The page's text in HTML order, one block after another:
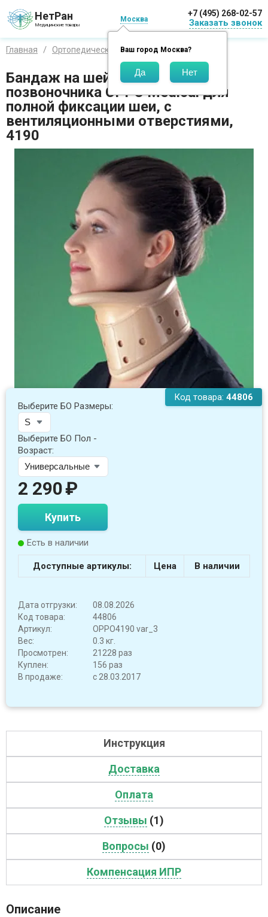
НетРан
Медицинские товары
Москва
Ваш город Москва?
+7 (495) 268-02-57
Заказать звонок
Главная Ортопедические изделия Оппо Медикал
Бандаж на шейный отдел
позвоночника OPPO Medical для
полной фиксации шеи, с
вентиляционными отверстиями,
4190
Код товара: 44806
Выберите БО Размеры:
Выберите БО Пол -
Возраст:
2 290₽
Купить
Есть в наличии
Доступные артикулы: Цена В наличии
Дата отгрузки:
08.08.2026
Код товара:
44806
Артикул:
OPPO4190 var_3
Вес:
0.3 кг.
Просмотрен:
21228 раз
Куплен:
156 раз
В продаже:
с 28.03.2017
Инструкция
Доставка
Оплата
Отзывы (1)
Вопросы (0)
Компенсация ИПР
Описание